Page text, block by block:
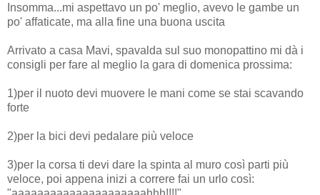
Insomma...mi aspettavo un po' meglio, avevo le gambe un
po' affaticate, ma alla fine una buona uscita
Arrivato a casa Mavi, spavalda sul suo monopattino mi dà i
consigli per fare al meglio la gara di domenica prossima:
1)per il nuoto devi muovere le mani come se stai scavando
forte
2)per la bici devi pedalare più veloce
3)per la corsa ti devi dare la spinta al muro così parti più
veloce, poi appena inizi a correre fai un urlo così: